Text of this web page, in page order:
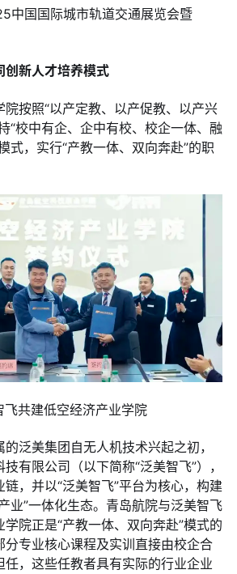
中国国际城市轨道交通展览会暨
创新人才培养模式
院按照“以产定教、以产促教、以产兴
“校中有企、企中有校、校企一体、融
式，实行“产教一体、双向奔赴”的职
共建低空经济产业学院
泛美集团自无人机技术兴起之初，
有限公司（以下简称“泛美智飞”），
，并以“泛美智飞”平台为核心，构建
”一体化生态。青岛航院与泛美智飞
院正是“产教一体、双向奔赴”模式的
分专业核心课程及实训直接由校企合
任，这些任教者具有实际的行业企业